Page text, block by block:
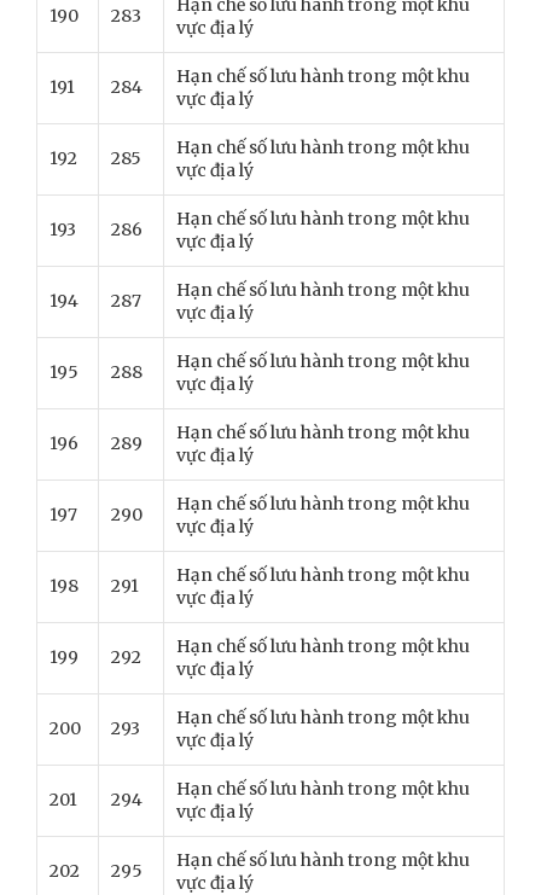
190 283
Hạn chế số lưu hành trong một khu
vực địa lý
191 284
Hạn chế số lưu hành trong một khu
vực địa lý
192 285
Hạn chế số lưu hành trong một khu
vực địa lý
193 286
Hạn chế số lưu hành trong một khu
vực địa lý
194 287
Hạn chế số lưu hành trong một khu
vực địa lý
195 288
Hạn chế số lưu hành trong một khu
vực địa lý
196 289
Hạn chế số lưu hành trong một khu
vực địa lý
197 290
Hạn chế số lưu hành trong một khu
vực địa lý
198 291
Hạn chế số lưu hành trong một khu
vực địa lý
199 292
Hạn chế số lưu hành trong một khu
vực địa lý
200 293
Hạn chế số lưu hành trong một khu
vực địa lý
201 294
Hạn chế số lưu hành trong một khu
vực địa lý
202 295
Hạn chế số lưu hành trong một khu
vực địa lý